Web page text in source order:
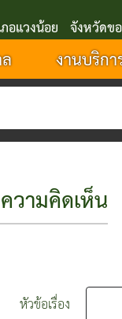
ภอแวงน้อย จังหวัดข
งานบริก
วามคิดเห็น
หัวข้อเรื่อง